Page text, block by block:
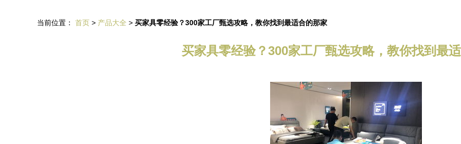
当前位置： 首页 > 产品大全 > 买家具零经验？300家工厂甄选攻略，教你找到最适合的那家
买家具零经验？300家工厂甄选攻略，教你找到最